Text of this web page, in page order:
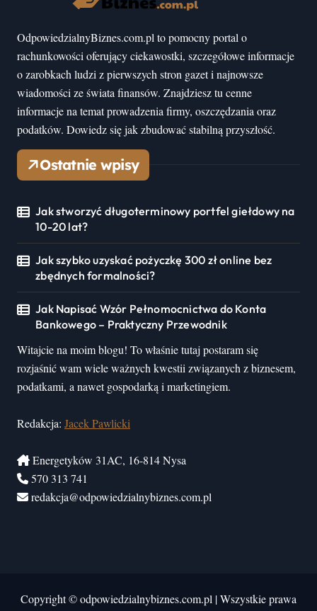
OdpowiedzialnyBiznes.com.pl to pomocny portal o
rachunkowości oferujący ciekawostki, szczegółowe informacje
o zarobkach ludzi z pierwszych stron gazet i najnowsze
wiadomości ze świata finansów. Znajdziesz tu cenne
informacje na temat prowadzenia firmy, oszczędzania oraz
podatków. Dowiedz się jak zbudować stabilną przyszłość.
Ostatnie wpisy
Jak stworzyć długoterminowy portfel giełdowy na
10-20 lat?
Jak szybko uzyskać pożyczkę 300 zł online bez
zbędnych formalności?
Jak Napisać Wzór Pełnomocnictwa do Konta
Bankowego – Praktyczny Przewodnik
Witajcie na moim blogu! To właśnie tutaj postaram się
rozjaśnić wam wiele ważnych kwestii związanych z biznesem,
podatkami, a nawet gospodarką i marketingiem.
Redakcja: Jacek Pawlicki
Energetyków 31AC, 16-814 Nysa
570 313 741
redakcja@odpowiedzialnybiznes.com.pl
Copyright © odpowiedzialnybiznes.com.pl |Wszystkie prawa